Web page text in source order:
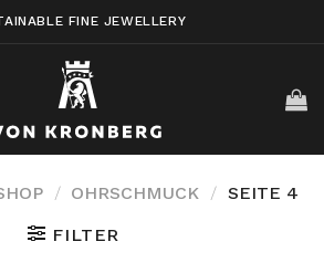
FINE JEWELLERY
/ OHRSCHMUCK / SEITE 4
FILTER